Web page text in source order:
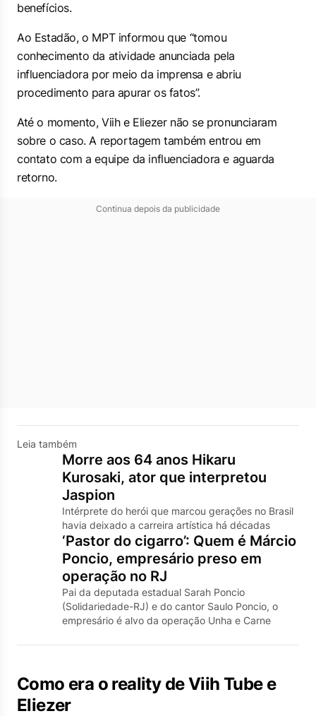
benefícios.
Ao Estadão, o MPT informou que “tomou
conhecimento da atividade anunciada pela
influenciadora por meio da imprensa e abriu
procedimento para apurar os fatos”.
Até o momento, Viih e Eliezer não se pronunciaram
sobre o caso. A reportagem também entrou em
contato com a equipe da influenciadora e aguarda
retorno.
Continua depois da publicidade
Leia também
Morre aos 64 anos Hikaru
Kurosaki, ator que interpretou
Jaspion
Intérprete do herói que marcou gerações no Brasil
havia deixado a carreira artística há décadas
‘Pastor do cigarro’: Quem é Márcio
Poncio, empresário preso em
operação no RJ
Pai da deputada estadual Sarah Poncio
(Solidariedade-RJ) e do cantor Saulo Poncio, o
empresário é alvo da operação Unha e Carne
Como era o reality de Viih Tube e
Eliezer